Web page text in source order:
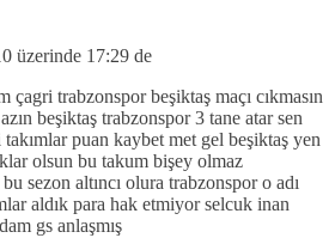
üzerinde 17:29 de
çagri trabzonspor beşiktaş maçı cıkmasın
beşiktaş trabzonspor 3 tane atar sen
takımlar puan kaybet met gel beşiktaş yen
olsun bu takum bişey olmaz
sezon altıncı olura trabzonspor o adı
aldık para hak etmiyor selcuk inan
gs anlaşmış